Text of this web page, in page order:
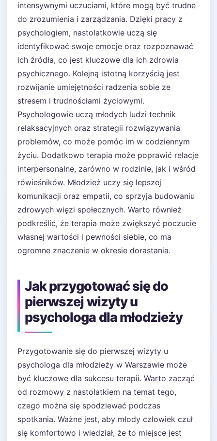
intensywnymi uczuciami, które mogą być trudne
do zrozumienia i zarządzania. Dzięki pracy z
psychologiem, nastolatkowie uczą się
identyfikować swoje emocje oraz rozpoznawać
ich źródła, co jest kluczowe dla ich zdrowia
psychicznego. Kolejną istotną korzyścią jest
rozwijanie umiejętności radzenia sobie ze
stresem i trudnościami życiowymi.
Psychologowie uczą młodych ludzi technik
relaksacyjnych oraz strategii rozwiązywania
problemów, co może pomóc im w codziennym
życiu. Dodatkowo terapia może poprawić relacje
interpersonalne, zarówno w rodzinie, jak i wśród
rówieśników. Młodzież uczy się lepszej
komunikacji oraz empatii, co sprzyja budowaniu
zdrowych więzi społecznych. Warto również
podkreślić, że terapia może zwiększyć poczucie
własnej wartości i pewności siebie, co ma
ogromne znaczenie w okresie dorastania.
Jak przygotować się do
pierwszej wizyty u
psychologa dla młodzieży
Przygotowanie się do pierwszej wizyty u
psychologa dla młodzieży w Warszawie może
być kluczowe dla sukcesu terapii. Warto zacząć
od rozmowy z nastolatkiem na temat tego,
czego można się spodziewać podczas
spotkania. Ważne jest, aby młody człowiek czuł
się komfortowo i wiedział, że to miejsce jest